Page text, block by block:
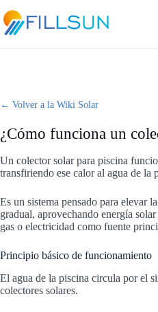
to
content
← Volver a la Wiki Solar
¿Cómo funciona un
Un colector solar para piscina
transfiriendo ese calor al agua de la
Es un sistema pensado para elevar
gradual, aprovechando energía
gas o electricidad como fuente
Principio básico de funcionamiento
El agua de la piscina circula por el
colectores solares.